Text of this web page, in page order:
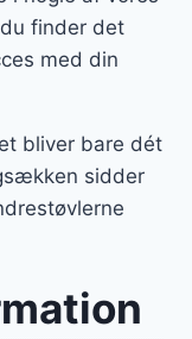
finder det
med din
bliver bare dét
sidder